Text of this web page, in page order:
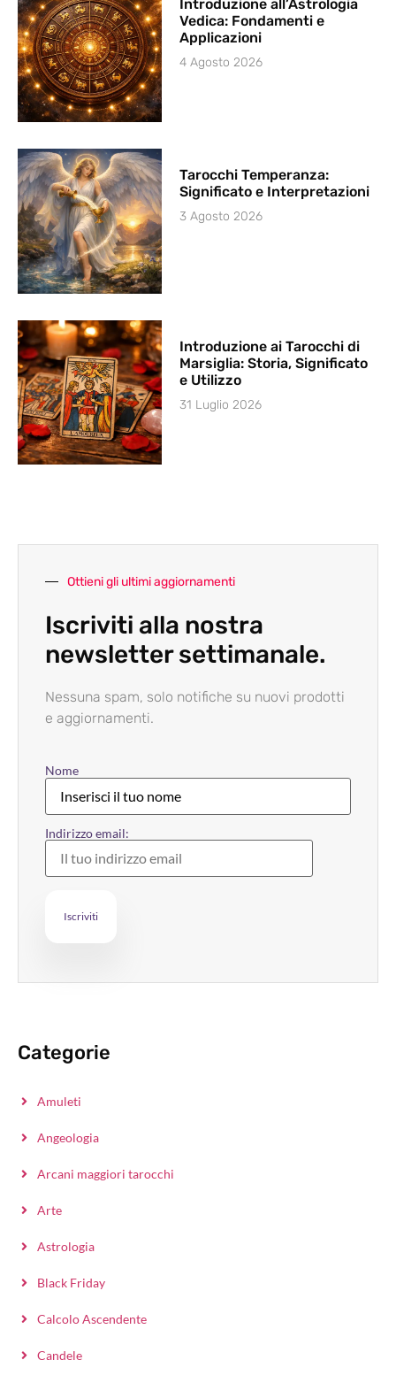
Introduzione all’Astrologia
Vedica: Fondamenti e
Applicazioni
4 Agosto 2026
Tarocchi Temperanza:
Significato e Interpretazioni
3 Agosto 2026
Introduzione ai Tarocchi di
Marsiglia: Storia, Significato
e Utilizzo
31 Luglio 2026
Ottieni gli ultimi aggiornamenti
Iscriviti alla nostra
newsletter settimanale.
Nessuna spam, solo notifiche su nuovi prodotti
e aggiornamenti.
Nome
Indirizzo email:
Categorie
Amuleti
Angeologia
Arcani maggiori tarocchi
Arte
Astrologia
Black Friday
Calcolo Ascendente
Candele